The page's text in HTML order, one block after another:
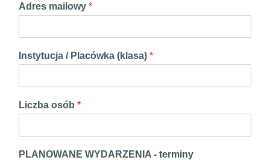
Adres mailowy *
Instytucja / Placówka (klasa) *
Liczba osób *
PLANOWANE WYDARZENIA - terminy